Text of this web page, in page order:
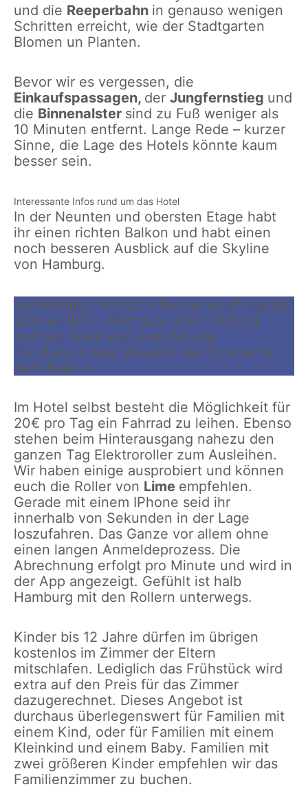
und die Reeperbahn in genauso wenigen
Schritten erreicht, wie der Stadtgarten
Blomen un Planten.
Bevor wir es vergessen, die
Einkaufspassagen, der Jungfernstieg und
die Binnenalster sind zu Fuß weniger als
10 Minuten entfernt. Lange Rede – kurzer
Sinne, die Lage des Hotels könnte kaum
besser sein.
Interessante Infos rund um das Hotel
In der Neunten und obersten Etage habt
ihr einen richten Balkon und habt einen
noch besseren Ausblick auf die Skyline
von Hamburg.
Geheimtipp: Versucht bei der Buchung die
Zimmer 800 – 806 bzw. 900 – 906 zu
buchen. Dass sind zum Teil die
Familienzimmer, als auch die Zimmer mit
dem Balkon.
Im Hotel selbst besteht die Möglichkeit für
20€ pro Tag ein Fahrrad zu leihen. Ebenso
stehen beim Hinterausgang nahezu den
ganzen Tag Elektroroller zum Ausleihen.
Wir haben einige ausprobiert und können
euch die Roller von Lime empfehlen.
Gerade mit einem IPhone seid ihr
innerhalb von Sekunden in der Lage
loszufahren. Das Ganze vor allem ohne
einen langen Anmeldeprozess. Die
Abrechnung erfolgt pro Minute und wird in
der App angezeigt. Gefühlt ist halb
Hamburg mit den Rollern unterwegs.
Kinder bis 12 Jahre dürfen im übrigen
kostenlos im Zimmer der Eltern
mitschlafen. Lediglich das Frühstück wird
extra auf den Preis für das Zimmer
dazugerechnet. Dieses Angebot ist
durchaus überlegenswert für Familien mit
einem Kind, oder für Familien mit einem
Kleinkind und einem Baby. Familien mit
zwei größeren Kinder empfehlen wir das
Familienzimmer zu buchen.